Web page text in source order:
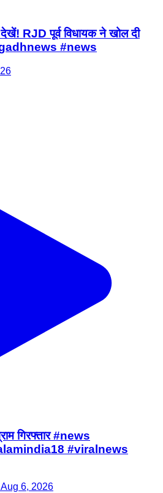
देखें! RJD पूर्व विधायक ने खोल दी
#news
गिरफ्तार #news
#viralnews
6, 2026